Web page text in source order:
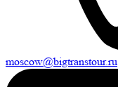
moscow@bigtranstour.ru